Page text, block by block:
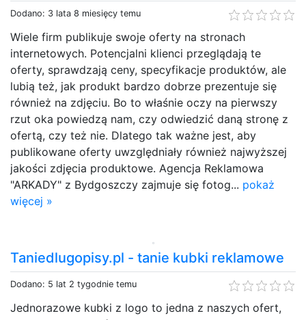
Dodano: 3 lata 8 miesięcy temu
Wiele firm publikuje swoje oferty na stronach
internetowych. Potencjalni klienci przeglądają te
oferty, sprawdzają ceny, specyfikacje produktów, ale
lubią też, jak produkt bardzo dobrze prezentuje się
również na zdjęciu. Bo to właśnie oczy na pierwszy
rzut oka powiedzą nam, czy odwiedzić daną stronę z
ofertą, czy też nie. Dlatego tak ważne jest, aby
publikowane oferty uwzględniały również najwyższej
jakości zdjęcia produktowe. Agencja Reklamowa
"ARKADY" z Bydgoszczy zajmuje się fotog... pokaż
więcej »
Taniedlugopisy.pl - tanie kubki reklamowe
Dodano: 5 lat 2 tygodnie temu
Jednorazowe kubki z logo to jedna z naszych ofert,